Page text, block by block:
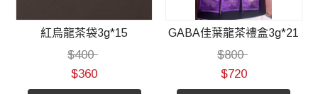
紅烏龍茶袋3g*15
$400
$360
GABA佳葉龍茶禮盒3g*21
$800
$720